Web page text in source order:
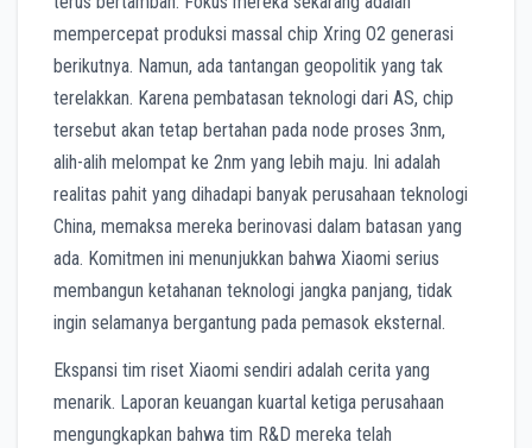
mempercepat produksi massal chip Xring O2 generasi
berikutnya. Namun, ada tantangan geopolitik yang tak
terelakkan. Karena pembatasan teknologi dari AS, chip
tersebut akan tetap bertahan pada node proses 3nm,
alih-alih melompat ke 2nm yang lebih maju. Ini adalah
realitas pahit yang dihadapi banyak perusahaan teknologi
China, memaksa mereka berinovasi dalam batasan yang
ada. Komitmen ini menunjukkan bahwa Xiaomi serius
membangun ketahanan teknologi jangka panjang, tidak
ingin selamanya bergantung pada pemasok eksternal.
Ekspansi tim riset Xiaomi sendiri adalah cerita yang
menarik. Laporan keuangan kuartal ketiga perusahaan
mengungkapkan bahwa tim R&D mereka telah